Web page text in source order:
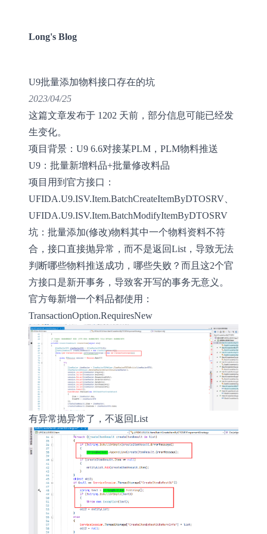
Long's Blog
U9批量添加物料接口存在的坑
2023/04/25
这篇文章发布于 1202 天前，部分信息可能已经发
生变化。
项目背景：U9 6.6对接某PLM，PLM物料推送
U9：批量新增料品+批量修改料品
项目用到官方接口：
UFIDA.U9.ISV.Item.BatchCreateItemByDTOSRV、
UFIDA.U9.ISV.Item.BatchModifyItemByDTOSRV
坑：批量添加(修改)物料其中一个物料资料不符
合，接口直接抛异常，而不是返回List，导致无法
判断哪些物料推送成功，哪些失败？而且这2个官
方接口是新开事务，导致客开写的事务无意义。
官方每新增一个料品都使用：
TransactionOption.RequiresNew
有异常抛异常了，不返回List